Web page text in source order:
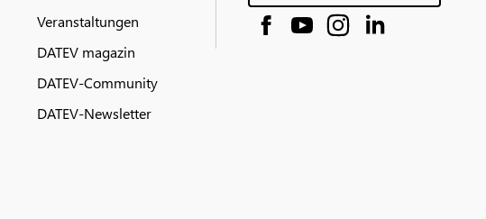
Veranstaltungen
DATEV magazin
DATEV-Community
DATEV-Newsletter